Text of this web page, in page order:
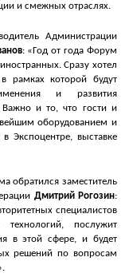
и смежных отраслях.
Администрации
: «Год от года Форум
Сразу хотел
рамках которой будут
и развития
Важно и то, что гости и
оборудованием и
Экспоцентре, выставке
обратился заместитель
Дмитрий Рогозин:
специалистов
технологий, послужит
в этой сфере, и будет
решений по вопросам